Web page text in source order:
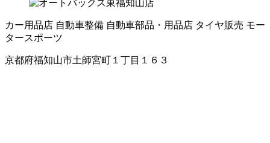
カー用品店 自動車整備 自動車部品・用品店 タイヤ販売 モー
タースポーツ
京都府福知山市土師宮町１丁目１６３